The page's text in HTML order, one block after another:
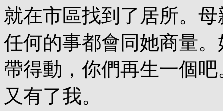
就在市區找到了居所。
任何的事都會同她商量
帶得動，你們再生一個
又有了我。